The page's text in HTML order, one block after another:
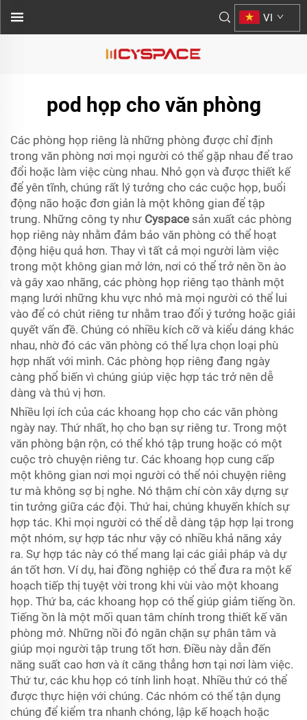
VI
pod họp cho văn phòng
Các phòng họp riêng là những phòng được chỉ định
trong văn phòng nơi mọi người có thể gặp nhau để trao
đổi hoặc làm việc cùng nhau. Nhỏ gọn và được thiết kế
để yên tĩnh, chúng rất lý tưởng cho các cuộc họp, buổi
động não hoặc đơn giản là một không gian để tập
trung. Những công ty như Cyspace sản xuất các phòng
họp riêng này nhằm đảm bảo văn phòng có thể hoạt
động hiệu quả hơn. Thay vì tất cả mọi người làm việc
trong một không gian mở lớn, nơi có thể trở nên ồn ào
và gây xao nhãng, các phòng họp riêng tạo thành một
mạng lưới những khu vực nhỏ mà mọi người có thể lui
vào để có chút riêng tư nhằm trao đổi ý tưởng hoặc giải
quyết vấn đề. Chúng có nhiều kích cỡ và kiểu dáng khác
nhau, nhờ đó các văn phòng có thể lựa chọn loại phù
hợp nhất với mình. Các phòng họp riêng đang ngày
càng phổ biến vì chúng giúp việc hợp tác trở nên dễ
dàng và thú vị hơn.
Nhiều lợi ích của các khoang họp cho các văn phòng
ngày nay. Thứ nhất, họ cho bạn sự riêng tư. Trong một
văn phòng bận rộn, có thể khó tập trung hoặc có một
cuộc trò chuyện riêng tư. Các khoang họp cung cấp
một không gian nơi mọi người có thể nói chuyện riêng
tư mà không sợ bị nghe. Nó thậm chí còn xây dựng sự
tin tưởng giữa các đội. Thứ hai, chúng khuyến khích sự
hợp tác. Khi mọi người có thể dễ dàng tập hợp lại trong
một nhóm, sự hợp tác như vậy có nhiều khả năng xảy
ra. Sự hợp tác này có thể mang lại các giải pháp và dự
án tốt hơn. Ví dụ, hai đồng nghiệp có thể đưa ra một kế
hoạch tiếp thị tuyệt vời trong khi vùi vào một khoang
họp. Thứ ba, các khoang họp có thể giúp giảm tiếng ồn.
Tiếng ồn là một mối quan tâm chính trong thiết kế văn
phòng mở. Những nồi đó ngăn chặn sự phân tâm và
giúp mọi người tập trung tốt hơn. Điều này dẫn đến
năng suất cao hơn và ít căng thẳng hơn tại nơi làm việc.
Thứ tư, các khu họp có tính linh hoạt. Nhiều thứ có thể
được thực hiện với chúng. Các nhóm có thể tận dụng
chúng để kiểm tra nhanh chóng, lập kế hoạch hoặc